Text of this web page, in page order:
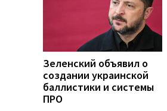
Зеленский объявил о
создании украинской
баллистики и системы
ПРО